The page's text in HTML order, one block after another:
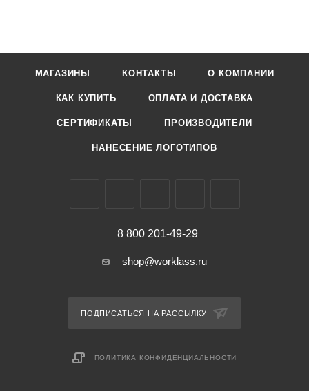
МАГАЗИНЫ КОНТАКТЫ О КОМПАНИИ
КАК КУПИТЬ ОПЛАТА И ДОСТАВКА
СЕРТИФИКАТЫ ПРОИЗВОДИТЕЛИ
НАНЕСЕНИЕ ЛОГОТИПОВ
8 800 201-49-29
shop@worklass.ru
ПОДПИСАТЬСЯ НА РАССЫЛКУ
ПОЛИТИКА КОНФИДЕНЦИАЛЬНОСТИ